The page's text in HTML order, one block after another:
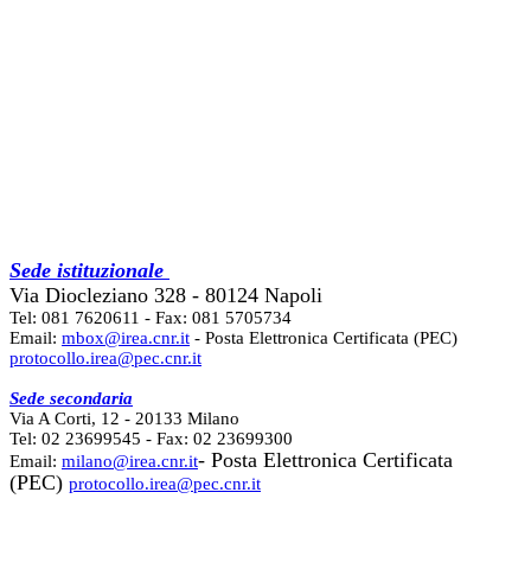
Sede istituzionale
Via Diocleziano 328 - 80124 Napoli
Tel: 081 7620611 - Fax: 081 5705734
Email: mbox@irea.cnr.it - Posta Elettronica Certificata (PEC)
protocollo.irea@pec.cnr.it
Sede secondaria
Via A Corti, 12 - 20133 Milano
Tel: 02 23699545 - Fax: 02 23699300
Email: milano@irea.cnr.it- Posta Elettronica Certificata
(PEC) protocollo.irea@pec.cnr.it